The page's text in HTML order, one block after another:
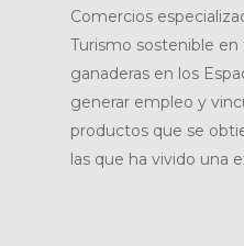
Comercios
Turismo sostenible
ganaderas en los
generar empleo y
productos que se
las que ha vivido una